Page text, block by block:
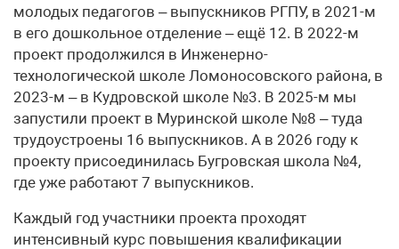
молодых педагогов – выпускников РГПУ, в 2021-м
в его дошкольное отделение – ещё 12. В 2022-м
проект продолжился в Инженерно-
технологической школе Ломоносовского района, в
2023-м – в Кудровской школе №3. В 2025-м мы
запустили проект в Муринской школе №8 – туда
трудоустроены 16 выпускников. А в 2026 году к
проекту присоединилась Бугровская школа №4,
где уже работают 7 выпускников.
Каждый год участники проекта проходят
интенсивный курс повышения квалификации